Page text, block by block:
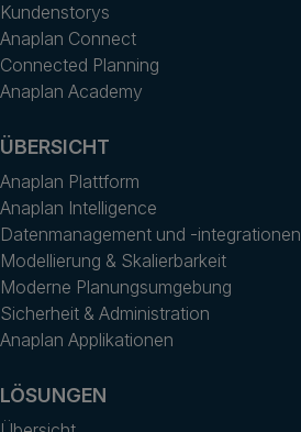
Kundenstorys
Anaplan Connect
Connected Planning
Anaplan Academy
ÜBERSICHT
Anaplan Plattform
Anaplan Intelligence
Datenmanagement und -integrationen
Modellierung & Skalierbarkeit
Moderne Planungsumgebung
Sicherheit & Administration
Anaplan Applikationen
LÖSUNGEN